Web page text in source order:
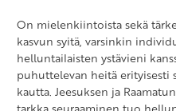
On mielenkiintoista sekä
kasvun syitä, varsinkin
helluntailaisten ystävieni
puhuttelevan heitä erityisesti
kautta. Jeesuksen ja